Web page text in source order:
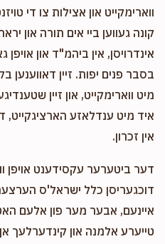
ווארימקייט און אצילות צו די
קונה געווען ביי אים תורה און
אינדרויסן, אין ביהמ"ד און
בסבר פנים יפות. זיין דאווענען
מיט ווארימקייט, און זיין
איד מיט ענדלאזע הארציגקייט,
אין זכרון.
דער ביטערער עקסידענט אויפן
דוכגעריסן כלל ישראל'ס
איינעם, אבער מער פון אלעם
טייערע אלמנה און קינדערלעך